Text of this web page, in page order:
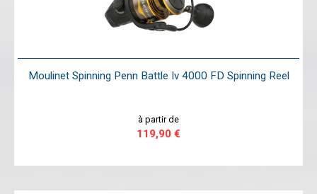
Moulinet Spinning Penn Battle Iv 4000 FD Spinning Reel
à partir de
119,90 €